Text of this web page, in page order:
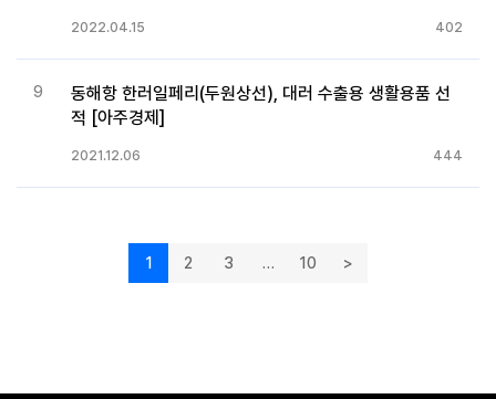
2022.04.15 402
9
동해항 한러일페리(두원상선), 대러 수출용 생활용품 선
적 [아주경제]
2021.12.06 444
1 2 3 … 10 >